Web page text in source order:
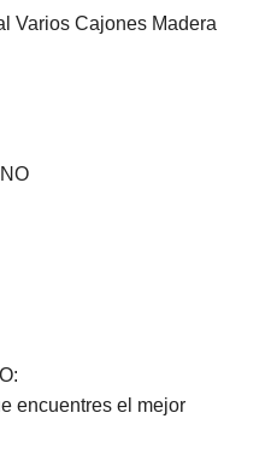
Varios Cajones Madera
encuentres el mejor